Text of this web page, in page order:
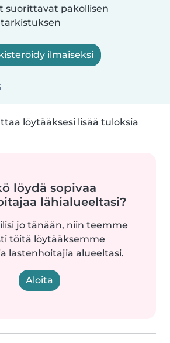
suorittavat pakollisen
ilmaiseksi
löytääksesi lisää tuloksia
löydä sopivaa
lähialueeltasi?
jo tänään, niin teemme
töitä löytääksemme
lastenhoitajia alueeltasi.
Aloita